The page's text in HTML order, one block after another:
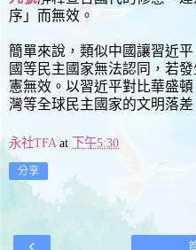
序」而無效。
簡單來說，類似中國讓習近
國等民主國家無法認同，若
憲無效。以習近平對比華盛
灣等全球民主國家的文明落差
永社TFA at 下午5:30
分享
‹